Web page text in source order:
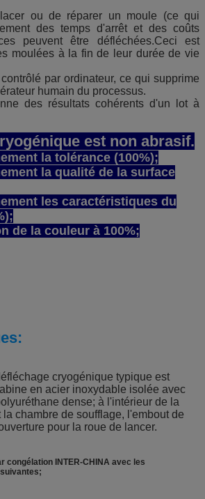
ou de réparer un moule (ce qui
des temps d'arrêt et des coûts
peuvent être défléchées.Ceci est
moulées à la fin de leur durée de vie
contrôlé par ordinateur, ce qui supprime
humain du processus.
des résultats cohérents d'un lot à
est non abrasif.
la tolérance (100%);
la qualité de la surface
les caractéristiques du
de la couleur à 100%;
cryogénique typique est
en acier inoxydable isolée avec
dense; à l'intérieur de la
chambre de soufflage, l'embout de
pour la roue de lancer.
congélation INTER-CHINA avec les